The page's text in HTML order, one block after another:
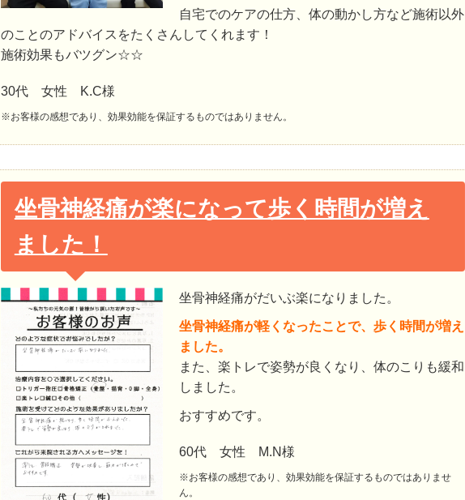
自宅でのケアの仕方、体の動かし方など施術以外
のことのアドバイスをたくさんしてくれます！
施術効果もバツグン☆☆
30代 女性 K.C様
※お客様の感想であり、効果効能を保証するものではありません。
坐骨神経痛が楽になって歩く時間が増え
ました！
坐骨神経痛がだいぶ楽になりました。
坐骨神経痛が軽くなったことで、歩く時間が増え
ました。
また、楽トレで姿勢が良くなり、体のこりも緩和
しました。
おすすめです。
60代 女性 M.N様
※お客様の感想であり、効果効能を保証するものではありませ
ん。